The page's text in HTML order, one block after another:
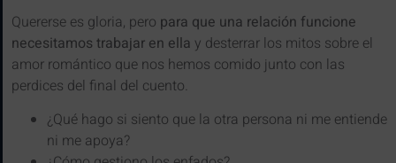
Quererse es gloria, pero para que una relación funcione
necesitamos trabajar en ella y desterrar los mitos sobre el
amor romántico que nos hemos comido junto con las
perdices del final del cuento.
¿Qué hago si siento que la otra persona ni me entiende
ni me apoya?